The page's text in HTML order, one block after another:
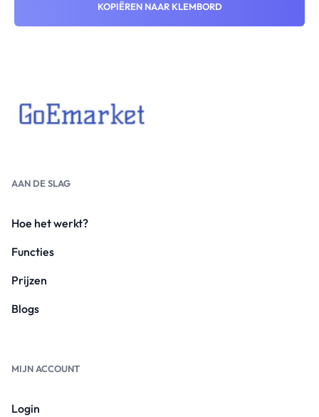
KOPIËREN NAAR KLEMBORD
AAN DE SLAG
Hoe het werkt?
Functies
Prijzen
Blogs
MIJN ACCOUNT
Login